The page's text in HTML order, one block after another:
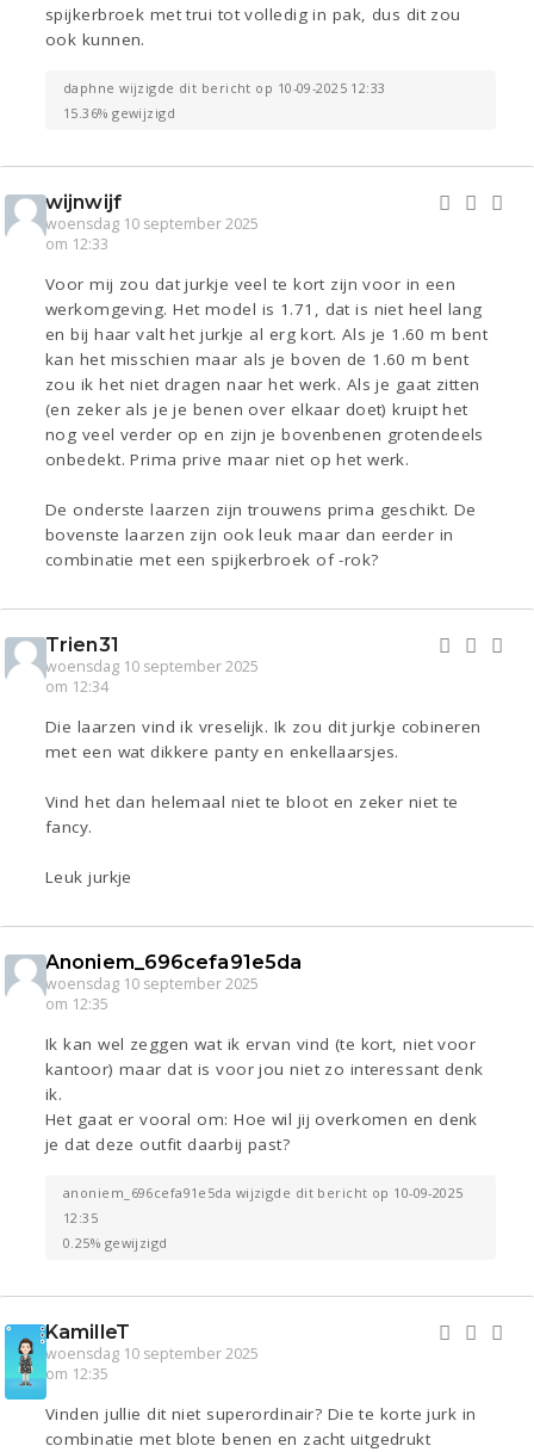
spijkerbroek met trui tot volledig in pak, dus dit zou
ook kunnen.
daphne wijzigde dit bericht op 10-09-2025 12:33
15.36% gewijzigd
wijnwijf
woensdag 10 september 2025
om 12:33
Voor mij zou dat jurkje veel te kort zijn voor in een
werkomgeving. Het model is 1.71, dat is niet heel lang
en bij haar valt het jurkje al erg kort. Als je 1.60 m bent
kan het misschien maar als je boven de 1.60 m bent
zou ik het niet dragen naar het werk. Als je gaat zitten
(en zeker als je je benen over elkaar doet) kruipt het
nog veel verder op en zijn je bovenbenen grotendeels
onbedekt. Prima prive maar niet op het werk.
De onderste laarzen zijn trouwens prima geschikt. De
bovenste laarzen zijn ook leuk maar dan eerder in
combinatie met een spijkerbroek of -rok?
Trien31
woensdag 10 september 2025
om 12:34
Die laarzen vind ik vreselijk. Ik zou dit jurkje cobineren
met een wat dikkere panty en enkellaarsjes.
Vind het dan helemaal niet te bloot en zeker niet te
fancy.
Leuk jurkje
Anoniem_696cefa91e5da
woensdag 10 september 2025
om 12:35
Ik kan wel zeggen wat ik ervan vind (te kort, niet voor
kantoor) maar dat is voor jou niet zo interessant denk
ik.
Het gaat er vooral om: Hoe wil jij overkomen en denk
je dat deze outfit daarbij past?
anoniem_696cefa91e5da wijzigde dit bericht op 10-09-2025
12:35
0.25% gewijzigd
KamilleT
woensdag 10 september 2025
om 12:35
Vinden jullie dit niet superordinair? Die te korte jurk in
combinatie met blote benen en zacht uitgedrukt